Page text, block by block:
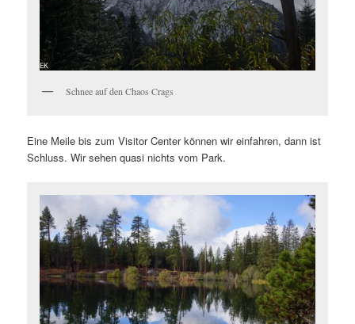
Schnee auf den Chaos Crags
Eine Meile bis zum Visitor Center können wir einfahren, dann ist
Schluss. Wir sehen quasi nichts vom Park.